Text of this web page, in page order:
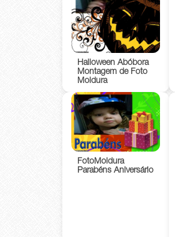
Halloween Abóbora
Montagem de Foto
Moldura
FotoMoldura
Parabéns Aniversário